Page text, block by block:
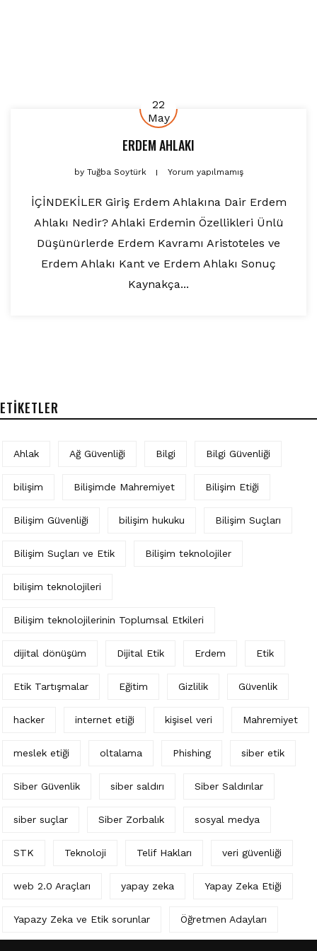
22
May
ERDEM AHLAKI
byTuğba Soytürk Yorum yapılmamış
İÇİNDEKİLER Giriş Erdem Ahlakına Dair Erdem
Ahlakı Nedir? Ahlaki Erdemin Özellikleri Ünlü
Düşünürlerde Erdem Kavramı Aristoteles ve
Erdem Ahlakı Kant ve Erdem Ahlakı Sonuç
Kaynakça...
ETIKETLER
Ahlak Ağ Güvenliği Bilgi Bilgi Güvenliği
bilişim Bilişimde Mahremiyet Bilişim Etiği
Bilişim Güvenliği bilişim hukuku Bilişim Suçları
Bilişim Suçları ve Etik Bilişim teknolojiler
bilişim teknolojileri
Bilişim teknolojilerinin Toplumsal Etkileri
dijital dönüşüm Dijital Etik Erdem Etik
Etik Tartışmalar Eğitim Gizlilik Güvenlik
hacker internet etiği kişisel veri Mahremiyet
meslek etiği oltalama Phishing siber etik
Siber Güvenlik siber saldırı Siber Saldırılar
siber suçlar Siber Zorbalık sosyal medya
STK Teknoloji Telif Hakları veri güvenliği
web 2.0 Araçları yapay zeka Yapay Zeka Etiği
Yapazy Zeka ve Etik sorunlar Öğretmen Adayları